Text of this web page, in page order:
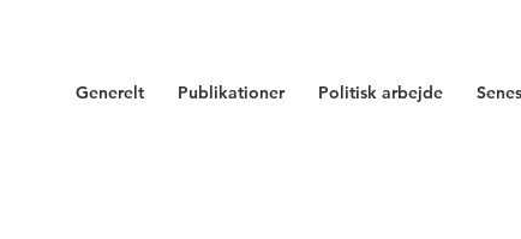
Generelt Publikationer Politisk arbejde